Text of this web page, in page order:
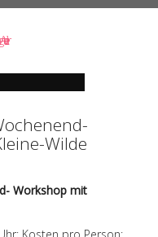
Wilde
Workshop mit